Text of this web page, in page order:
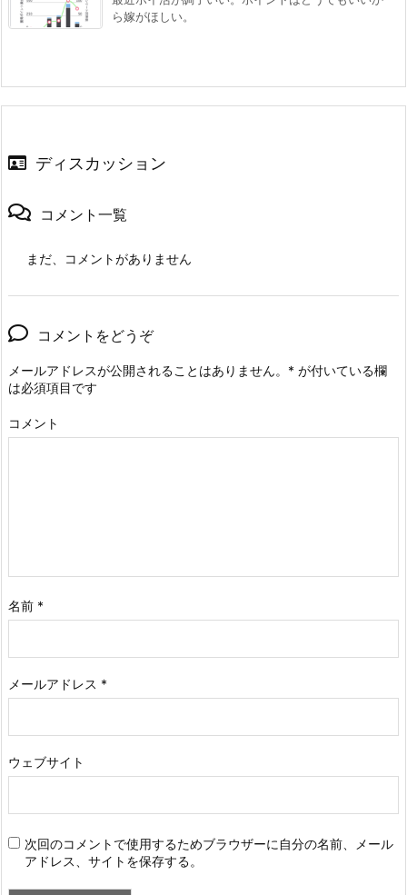
ら嫁がほしい。
ディスカッション
コメント一覧
まだ、コメントがありません
コメントをどうぞ
メールアドレスが公開されることはありません。 * が付いている欄
は必須項目です
コメント
名前 *
メールアドレス *
ウェブサイト
次回のコメントで使用するためブラウザーに自分の名前、メール
アドレス、サイトを保存する。